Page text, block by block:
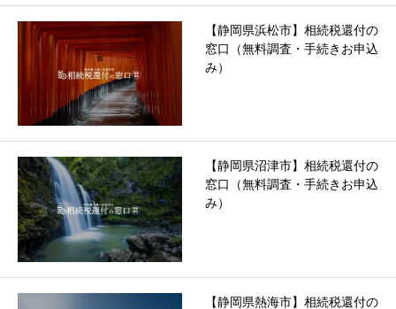
【静岡県浜松市】相続税還付の
窓口（無料調査・手続きお申込
み）
【静岡県沼津市】相続税還付の
窓口（無料調査・手続きお申込
み）
【静岡県熱海市】相続税還付の